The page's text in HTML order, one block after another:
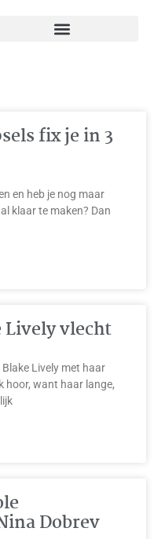
fix je in 3
en heb je nog maar
klaar te maken? Dan
Lively vlecht
Lively met haar
hoor, want haar lange,
Dobrev